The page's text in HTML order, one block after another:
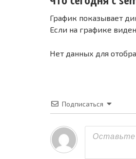
График показывает
Если на графике
Нет данных для
Подписаться